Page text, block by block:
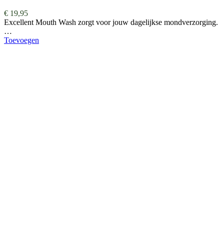
€ 19,95
Excellent Mouth Wash zorgt voor jouw dagelijkse mondverzorging.
…
Toevoegen